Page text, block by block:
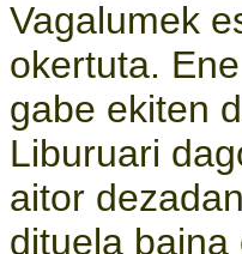
Vagalumek
okertuta.
gabe ekiten
Liburuari
aitor
dituela